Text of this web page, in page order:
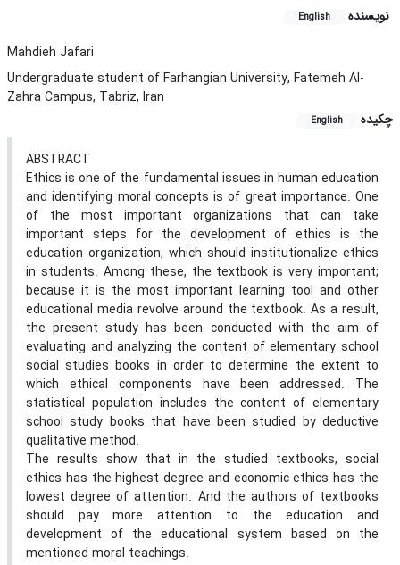
نویسنده English
Mahdieh Jafari
Undergraduate student of Farhangian University, Fatemeh Al-
Zahra Campus, Tabriz, Iran
چکیده
English
ABSTRACT
Ethics is one of the fundamental issues in human education
and identifying moral concepts is of great importance. One
of the most important organizations that can take
important steps for the development of ethics is the
education organization, which should institutionalize ethics
in students. Among these, the textbook is very important;
because it is the most important learning tool and other
educational media revolve around the textbook. As a result,
the present study has been conducted with the aim of
evaluating and analyzing the content of elementary school
social studies books in order to determine the extent to
which ethical components have been addressed. The
statistical population includes the content of elementary
school study books that have been studied by deductive
qualitative method.
The results show that in the studied textbooks, social
ethics has the highest degree and economic ethics has the
lowest degree of attention. And the authors of textbooks
should pay more attention to the education and
development of the educational system based on the
mentioned moral teachings.